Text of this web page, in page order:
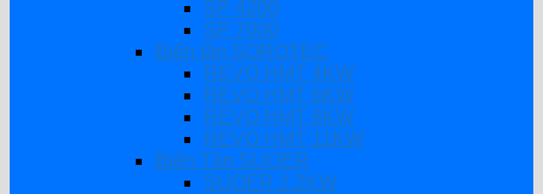
SP 4200
SP 7000
Biến tần SOROTEC
REVO HMT 4KW
REVO HMT 6KW
REVO HMT 8KW
REVO HMT 11KW
Biến Tần SUOER
SUOER 2.2KW